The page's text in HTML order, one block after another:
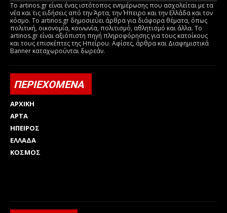
Το artinos.gr είναι ένας ιστότοπος ενημέρωσης που ασχολείται με τα
νέα και τις ειδήσεις από την Άρτα, την Ήπειρο και την Ελλάδα και τον
κόσμο. Το artinos.gr δημοσιεύει άρθρα για διάφορα θέματα, όπως
πολιτική, οικονομία, κοινωνία, πολιτισμό, αθλητισμό και άλλα. Το
artinos.gr είναι αξιόπιστη πηγή πληροφόρησης για τους κατοίκους
και τους επισκέπτες της Ηπείρου. Αφίσες, άρθρα και Διαφημιστικά
Banner καταχωρούνται δωρεάν.
ΠΕΡΙΕΧΟΜΕΝΑ
ΑΡΧΙΚΗ
ΑΡΤΑ
ΗΠΕΙΡΟΣ
ΕΛΛΑΔΑ
ΚΟΣΜΟΣ